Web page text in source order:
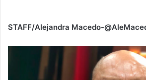
STAFF/Alejandra Macedo-